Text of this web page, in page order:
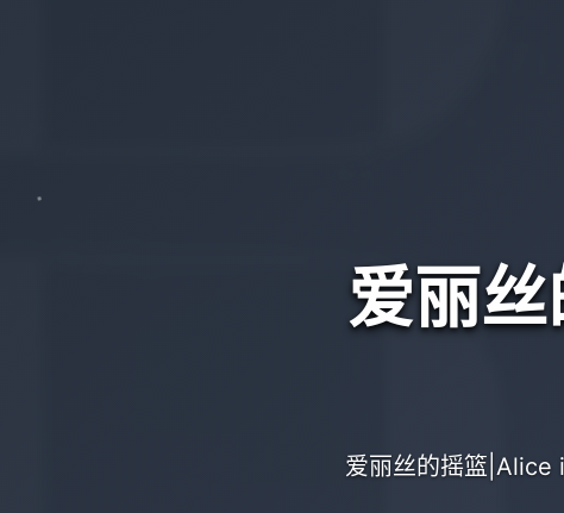
爱丽
爱丽丝的摇篮|Alice